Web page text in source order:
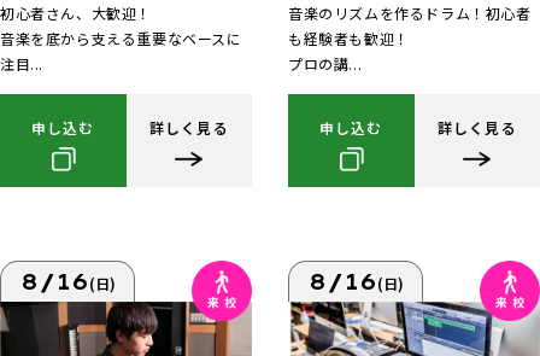
初心者さん、大歓迎！
音楽を底から支える重要なベースに
注目...
申し込む 詳しく見る
音楽のリズムを作るドラム！初心者
も経験者も歓迎！
プロの講...
申し込む 詳しく見る
8/16(日) 8/16(日)